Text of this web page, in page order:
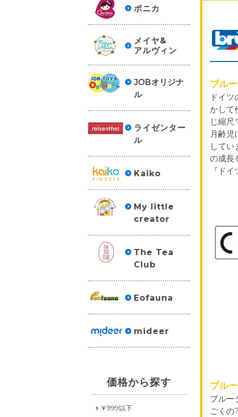
ボニカ
メイヤ&
アルヴィン
JOBオリジナ
ル
ライゼンター
ル
Kaiko
My little
creator
The Tea
Club
Eofauna
mideer
価格から探す
￥999以下
ブル
ドイ
かして
じ縮尺
月齢児
してい
の成長
『ド
ブル
ブルー
ごくの